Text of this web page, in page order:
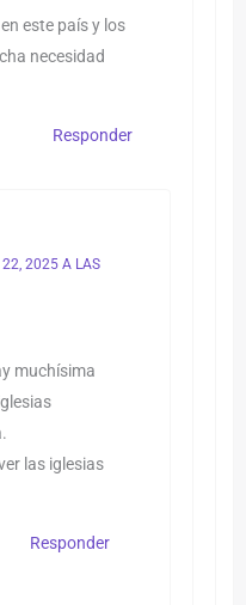
este país y los
necesidad
Responder
22, 2025 A LAS
muchísima
las iglesias
Responder